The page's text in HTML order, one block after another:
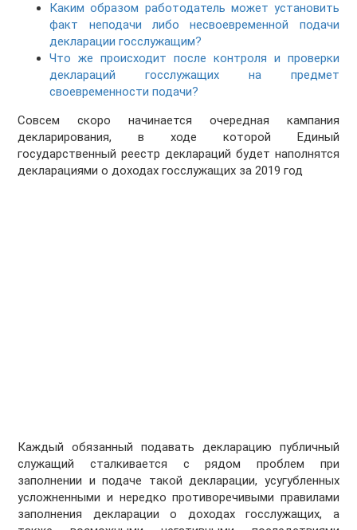
Каким образом работодатель может установить
факт неподачи либо несвоевременной подачи
декларации госслужащим?
Что же происходит после контроля и проверки
деклараций госслужащих на предмет
своевременности подачи?
Совсем скоро начинается очередная кампания
декларирования, в ходе которой Единый
государственный реестр деклараций будет наполнятся
декларациями о доходах госслужащих за 2019 год
Каждый обязанный подавать декларацию публичный
служащий сталкивается с рядом проблем при
заполнении и подаче такой декларации, усугубленных
усложненными и нередко противоречивыми правилами
заполнения декларации о доходах госслужащих, а